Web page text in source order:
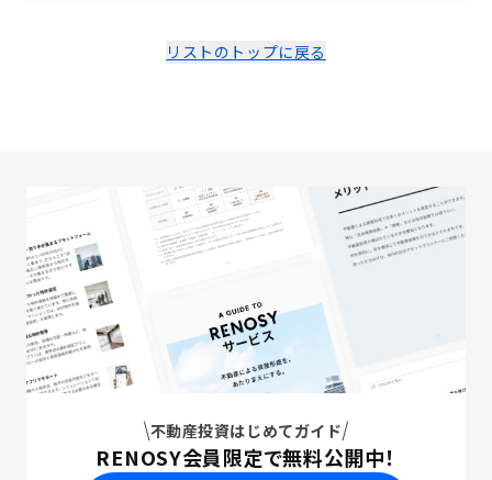
リストのトップに戻る
不動産投資はじめてガイド
RENOSY会員限定で無料公開中！